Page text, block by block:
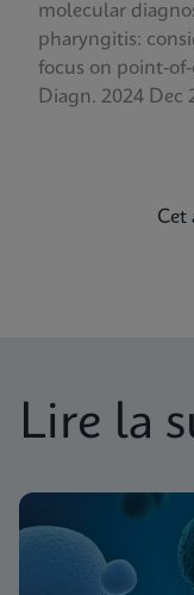
molecular
pharyngitis:
focus on point-
Diagn. 2024 Dec
Cet
Lire la